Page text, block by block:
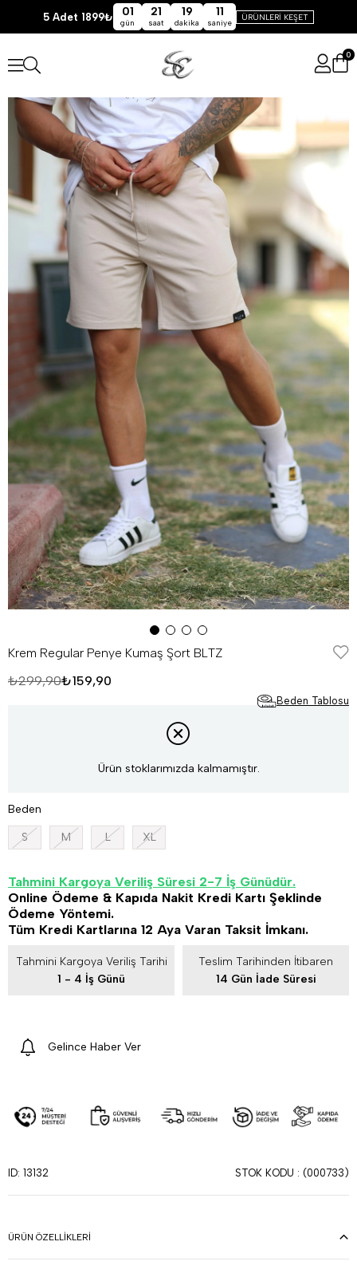
5 Adet 1899₺ 01
gün
21
saat
19
dakika
11
saniye
ÜRÜNLERİ KEŞET
0
Krem Regular Penye Kumaş Şort BLTZ
₺299,90₺159,90
Beden Tablosu
Ürün stoklarımızda kalmamıştır.
Beden
S M L XL
Tahmini Kargoya Veriliş Süresi 2-7 İş Günüdür.
Online Ödeme & Kapıda Nakit Kredi Kartı Şeklinde
Ödeme Yöntemi.
Tüm Kredi Kartlarına 12 Aya Varan Taksit İmkanı.
Tahmini Kargoya Veriliş Tarihi
1 - 4 İş Günü
Teslim Tarihinden İtibaren
14 Gün İade Süresi
Gelince Haber Ver
ID: 13132 STOK KODU (000733)
ÜRÜN ÖZELLIKLERI